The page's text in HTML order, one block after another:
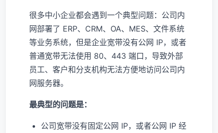
很多中小企业都会遇到一个典型问题：公司内
网部署了 ERP、CRM、OA、MES、文件系统
等业务系统，但是企业宽带没有公网 IP，或者
普通宽带无法使用 80、443 端口，导致外部
员工、客户和分支机构无法方便地访问公司内
网服务器。
最典型的问题是：
公司宽带没有固定公网 IP，或者公网 IP 经